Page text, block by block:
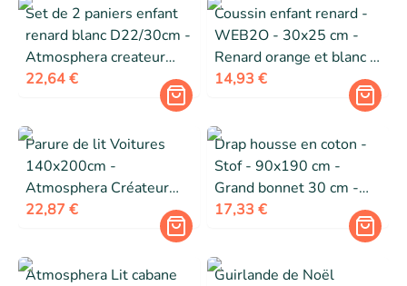
Set de 2 paniers enfant
renard blanc D22/30cm -
Atmosphera createur
d'interieur
22,64 €
Coussin enfant renard -
WEB2O - 30x25 cm -
Renard orange et blanc -
Peluche douce -
Rembourrage moelleux
14,93 €
Parure de lit Voitures
140x200cm -
Atmosphera Créateur
d'intérieur
22,87 €
Drap housse en coton -
Stof - 90x190 cm -
Grand bonnet 30 cm -
100% coton - Certifié
Oeko-Tex - Ardoise -
Modèle Eden
17,33 €
Atmosphera Lit cabane
Guirlande de Noël